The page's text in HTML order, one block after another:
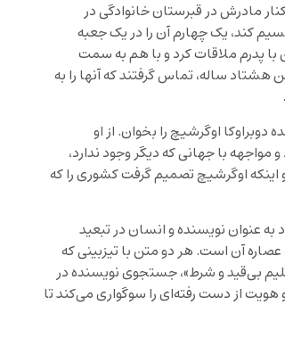
مادرش در قبرستان خانوادگی در
کند، یک چهارم آن را در یک جعبه
با پدرم ملاقات کرد و با هم به سمت
ساله، تماس گرفتند که آنها را به
اوگرشیچ را بخوان. از او
با جهانی که دیگر وجود ندارد،
اوگرشیچ تصمیم گرفت کشوری را که
به عنوان نویسنده و انسان در تبعید
آن است. هر دو متن با تیزبینی که
بی‌قید و شرط»، جستجوی نویسنده در
هویت از دست رفته‌ای را سوگواری می‌کند تا